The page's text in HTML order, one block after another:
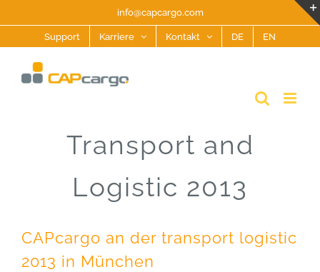
springen
info@capcargo.com
Support Karriere Kontakt DE EN
Transport and
Logistic 2013
CAPcargo an der transport logistic
2013 in München